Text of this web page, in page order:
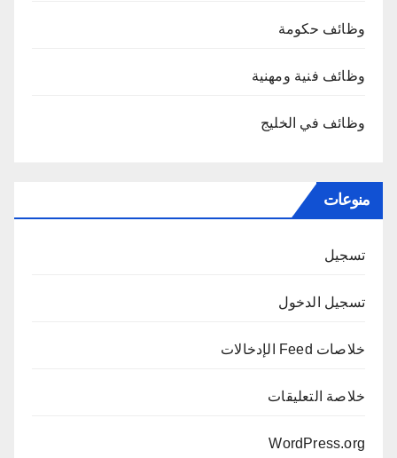
وظائف حكومة
وظائف فنية ومهنية
وظائف في الخليج
منوعات
تسجيل
تسجيل الدخول
خلاصات Feed الإدخالات
خلاصة التعليقات
WordPress.org